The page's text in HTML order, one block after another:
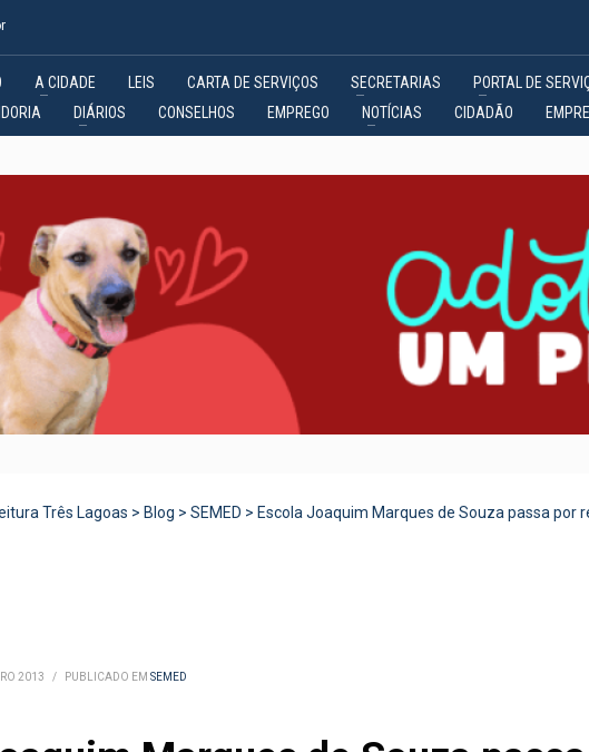
A CIDADE LEIS CARTA DE SERVIÇOS SECRETARIAS PORTAL DE
DIÁRIOS CONSELHOS EMPREGO NOTÍCIAS CIDADÃO
Três Lagoas > Blog > SEMED > Escola Joaquim Marques de Souza passa por
2013 / PUBLICADO EM SEMED